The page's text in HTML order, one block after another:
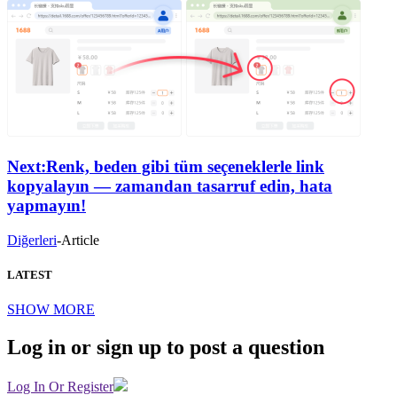
Next:Renk, beden gibi tüm seçeneklerle link
kopyalayın — zamandan tasarruf edin, hata
yapmayın!
Diğerleri-Article
LATEST
SHOW MORE
Log in or sign up to post a question
Log In Or Register